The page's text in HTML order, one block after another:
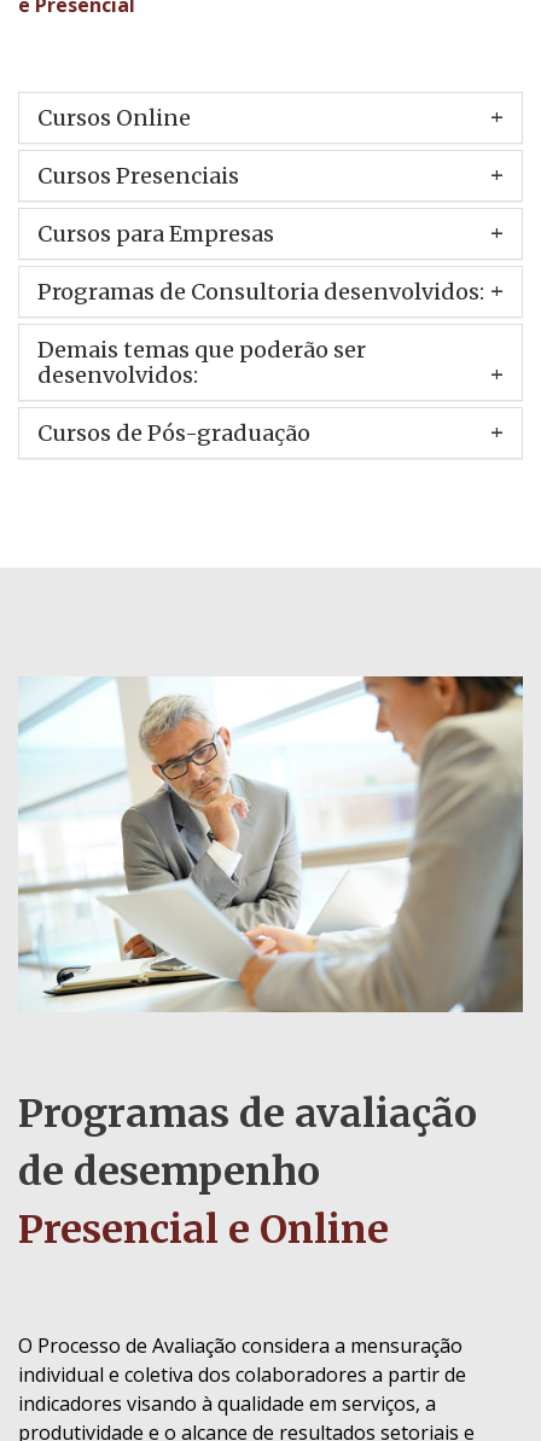
Cursos Online
Cursos Presenciais
Cursos para Empresas
Programas de Consultoria desenvolvidos:
Demais temas que poderão ser
desenvolvidos:
Cursos de Pós-graduação
Programas de avaliação
de desempenho
Presencial e Online
O Processo de Avaliação considera a mensuração
individual e coletiva dos colaboradores a partir de
indicadores visando à qualidade em serviços, a
produtividade e o alcance de resultados setoriais e